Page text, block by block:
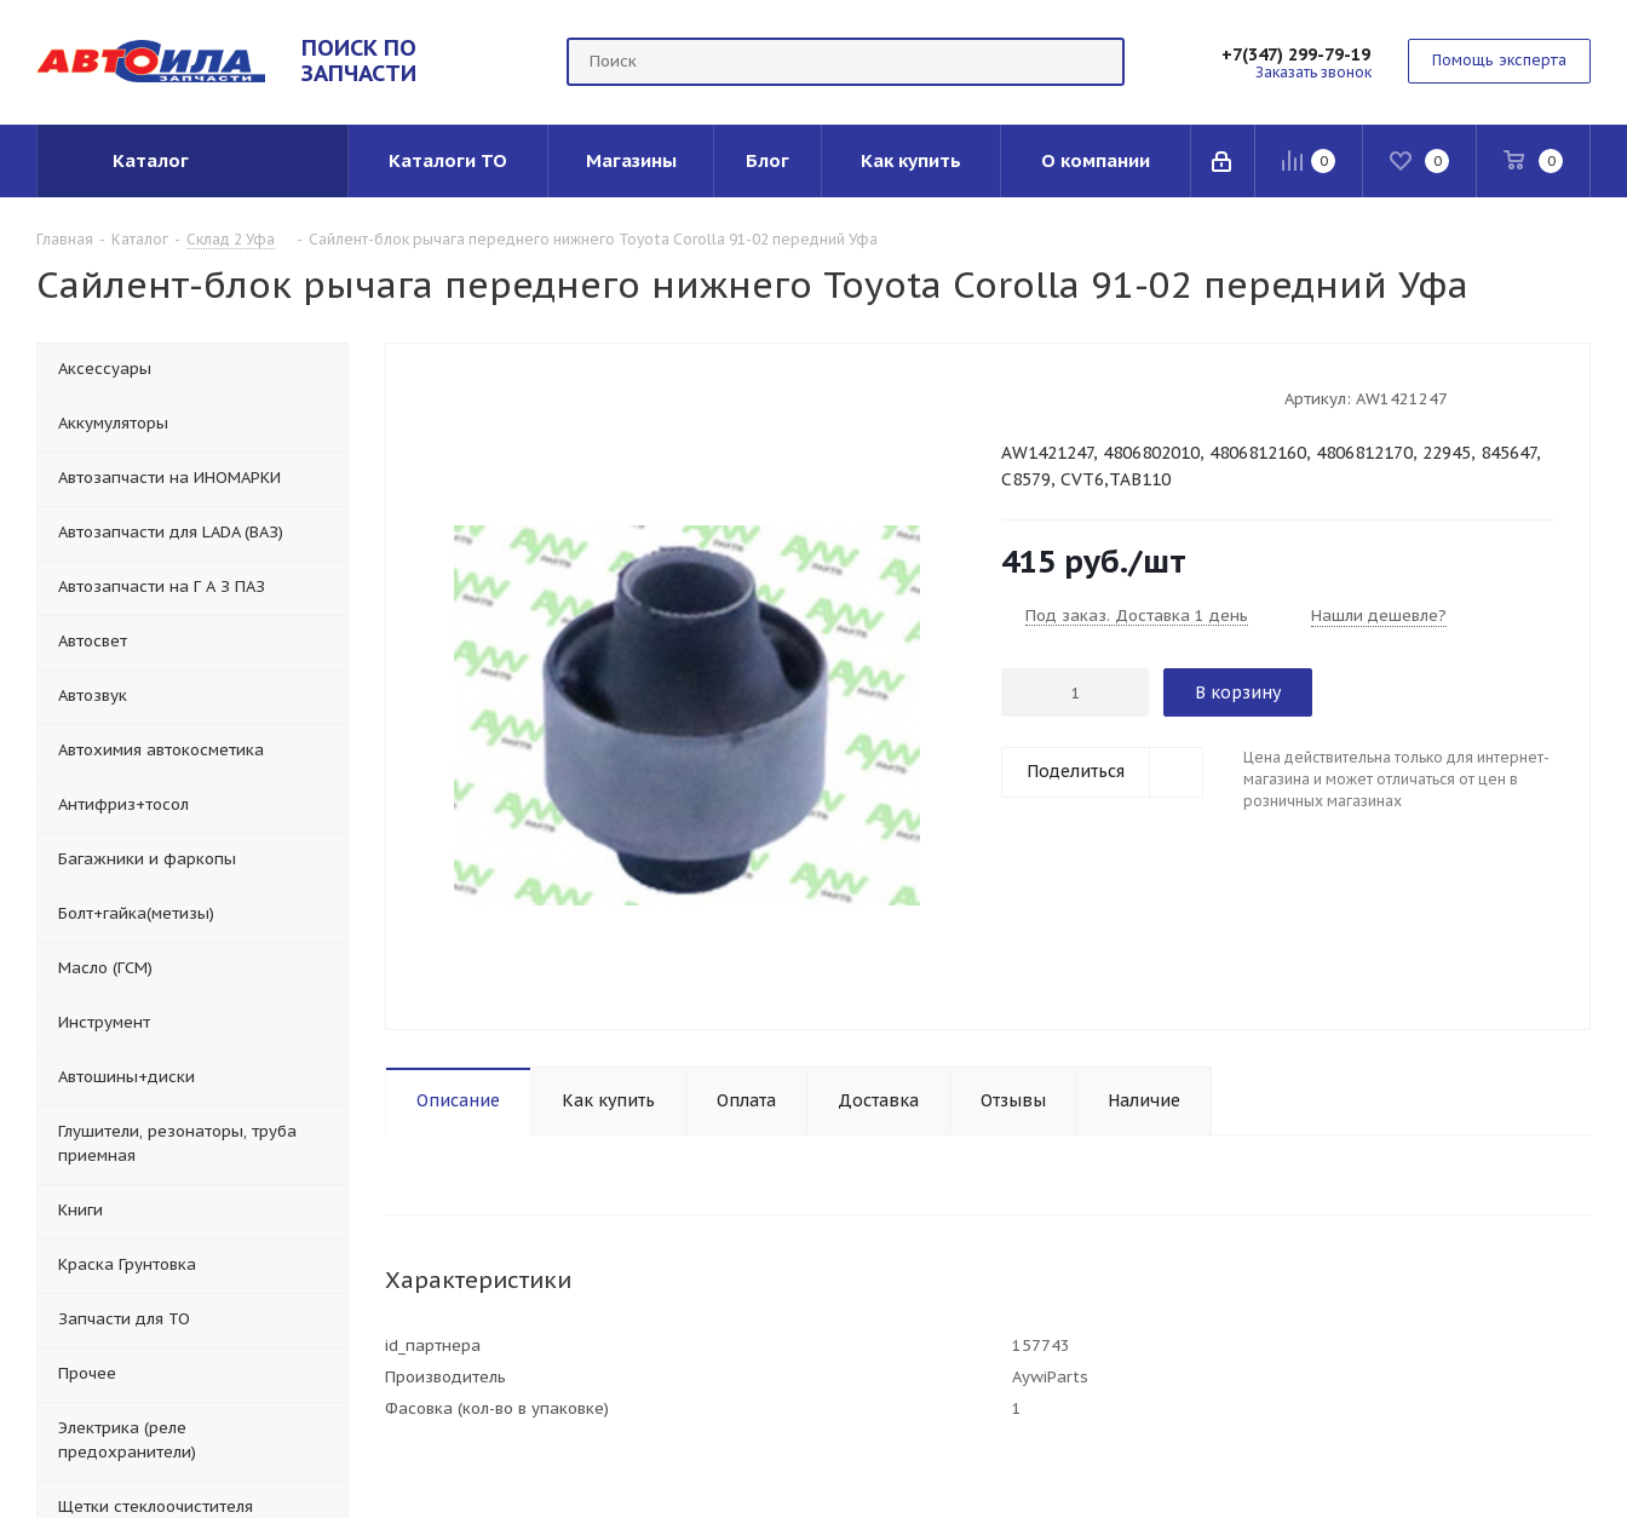
ПОИСК ПО
ЗАПЧАСТИ
+7(347) 299-79-19
Заказать звонок
Помощь эксперта
0 0 0
Каталог Каталоги ТО Магазины Блог Как купить О компании
Главная - Каталог - Склад 2 Уфа - Сайлент-блок рычага переднего нижнего Toyota Corolla 91-02 передний Уфа
Сайлент-блок рычага переднего нижнего Toyota Corolla 91-02 передний Уфа
Артикул: AW1421247
AW1421247, 4806802010, 4806812160, 4806812170, 22945, 845647,
C8579, CVT6,TAB110
415 руб./шт
Под заказ. Доставка 1 день Нашли дешевле?
В корзину
Поделиться
Цена действительна только для интернет-
магазина и может отличаться от цен в
розничных магазинах
Описание Как купить Оплата Доставка Отзывы Наличие
Характеристики
id_партнера
157743
Производитель
AywiParts
Фасовка (кол-во в упаковке)
1
Аксессуары
Аккумуляторы
Автозапчасти на ИНОМАРКИ
Автозапчасти для LADA (ВАЗ)
Автозапчасти на Г А З ПАЗ
Автосвет
Автозвук
Автохимия автокосметика
Антифриз+тосол
Багажники и фаркопы
Болт+гайка(метизы)
Масло (ГСМ)
Инструмент
Автошины+диски
Глушители, резонаторы, труба
приемная
Книги
Краска Грунтовка
Запчасти для ТО
Прочее
Электрика (реле
предохранители)
Щетки стеклоочистителя